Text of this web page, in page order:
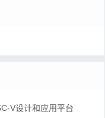
V设计和应用平台